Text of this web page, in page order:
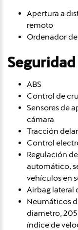
Apertura a
remoto
Ordenador
Seguridad
ABS
Control de
Sensores de
cámara
Tracción
Control
Regulación
automático,
vehículos en
Airbag lateral
Neumáticos
diametro,
índice de